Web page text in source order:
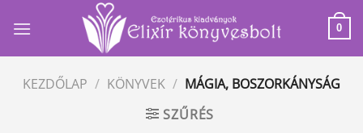
0
KEZDŐLAP / KÖNYVEK / MÁGIA, BOSZORKÁNYSÁG
SZŰRÉS